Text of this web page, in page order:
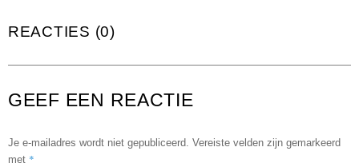
REACTIES (0)
GEEF EEN REACTIE
Je e-mailadres wordt niet gepubliceerd. Vereiste velden zijn gemarkeerd
met *